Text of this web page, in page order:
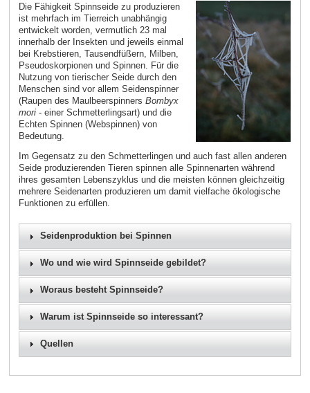
Die Fähigkeit Spinnseide zu produzieren
ist mehrfach im Tierreich unabhängig
entwickelt worden, vermutlich 23 mal
innerhalb der Insekten und jeweils einmal
bei Krebstieren, Tausendfüßern, Milben,
Pseudoskorpionen und Spinnen. Für die
Nutzung von tierischer Seide durch den
Menschen sind vor allem Seidenspinner
(Raupen des Maulbeerspinners Bombyx
mori- einer Schmetterlingsart) und die
Echten Spinnen (Webspinnen) von
Bedeutung.
Im Gegensatz zu den Schmetterlingen und auch fast allen anderen
Seide produzierenden Tieren spinnen alle Spinnenarten während
ihres gesamten Lebenszyklus und die meisten können gleichzeitig
mehrere Seidenarten produzieren um damit vielfache ökologische
Funktionen zu erfüllen.
Seidenproduktion bei Spinnen
Wo und wie wird Spinnseide gebildet?
Woraus besteht Spinnseide?
Warum ist Spinnseide so interessant?
Quellen